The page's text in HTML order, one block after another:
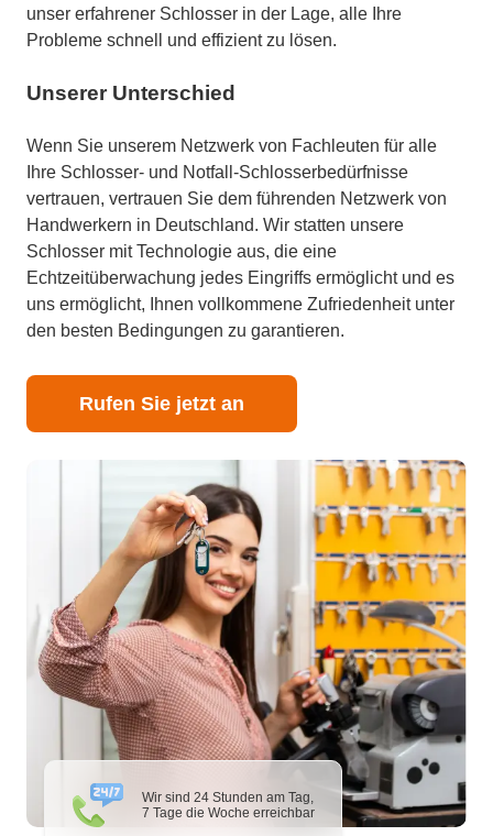
Wir sind 24 Stunden am Tag,
7 Tage die Woche erreichbar
unser erfahrener Schlosser in der Lage, alle Ihre
Probleme schnell und effizient zu lösen.
Unserer Unterschied
Wenn Sie unserem Netzwerk von Fachleuten für alle
Ihre Schlosser- und Notfall-Schlosserbedürfnisse
vertrauen, vertrauen Sie dem führenden Netzwerk von
Handwerkern in Deutschland. Wir statten unsere
Schlosser mit Technologie aus, die eine
Echtzeitüberwachung jedes Eingriffs ermöglicht und es
uns ermöglicht, Ihnen vollkommene Zufriedenheit unter
den besten Bedingungen zu garantieren.
Rufen Sie jetzt an